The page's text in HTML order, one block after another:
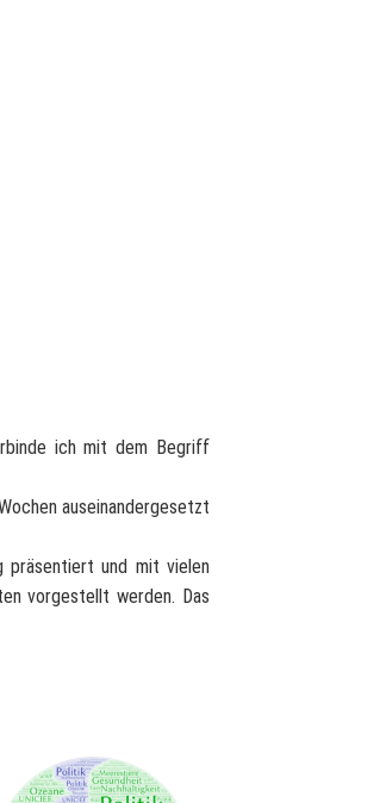
ich mit dem Begriff
auseinandergesetzt
präsentiert und mit vielen
vorgestellt werden. Das